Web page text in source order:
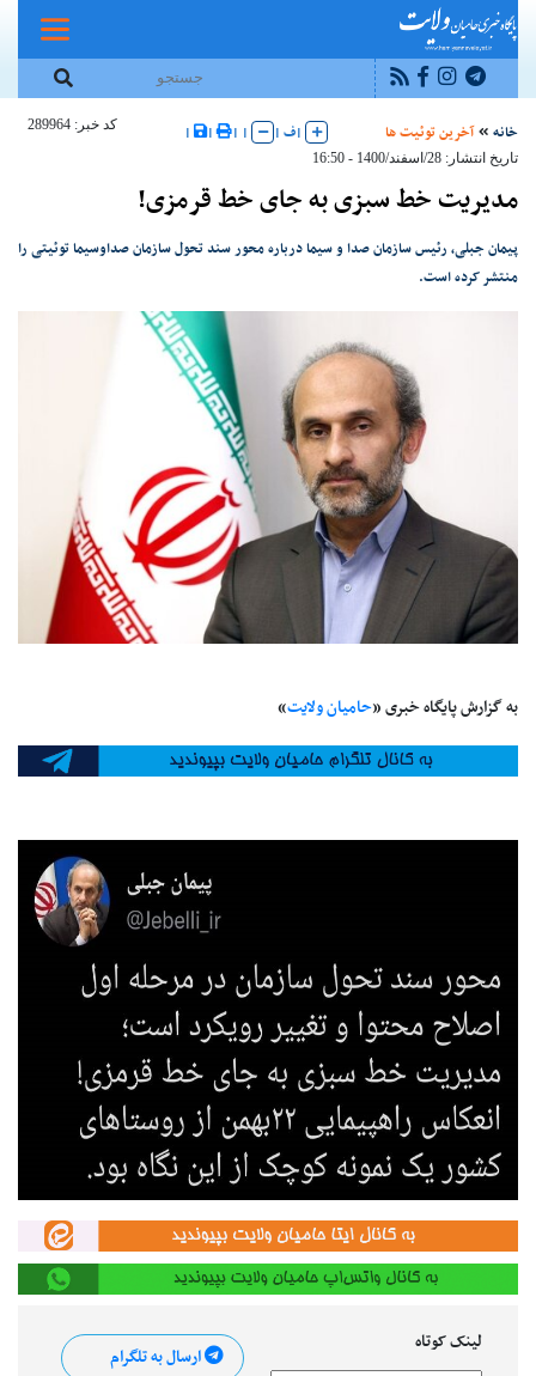
خانه آخرین توئیت ها |ف |
|
|
|
|
کد خبر: 289964
تاریخ انتشار: 28/اسفند/1400 - 16:50
مدیریت خط سبزی به جای خط قرمزی!
پیمان جبلی، رئیس سازمان صدا و سیما درباره محور سند تحول سازمان صداوسیما توئیتی را
منتشر کرده است.
به گزارش پایگاه خبری «حامیان ولایت»
لینک کوتاه
ارسال به تلگرام